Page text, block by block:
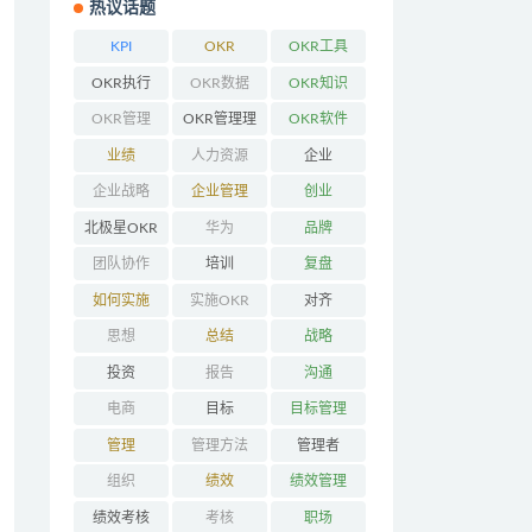
热议话题
KPI OKR OKR工具
OKR执行 OKR数据 OKR知识
OKR管理 OKR管理理
念
OKR软件
业绩 人力资源 企业
企业战略 企业管理 创业
北极星OKR 华为 品牌
团队协作 培训 复盘
如何实施
OKR
实施OKR 对齐
思想 总结 战略
投资 报告 沟通
电商 目标 目标管理
管理 管理方法 管理者
组织 绩效 绩效管理
绩效考核 考核 职场